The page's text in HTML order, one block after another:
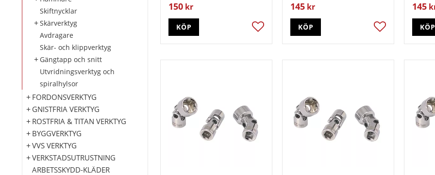
150 kr
Lägg till i favoriter
KÖP
145 kr
Lägg till i
KÖP
145
KÖP
Skiftnycklar
Skärverktyg
Avdragare
Skär- och klippverktyg
Gängtapp och snitt
Utvridningsverktyg och
spiralhylsor
FORDONSVERKTYG
GNISTFRIA VERKTYG
ROSTFRIA & TITAN VERKTYG
BYGGVERKTYG
VVS VERKTYG
VERKSTADSUTRUSTNING
ARBETSSKYDD-KLÄDER